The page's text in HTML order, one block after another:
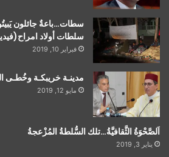
سطات…باعةٌ جائلون
سلطات أولاد
فبراير 10, 2019
مدينـة خريبكـة وخُطـى
مايو 12, 2019
اَلصَّحْوَةُ الثَّقافيَّةُ…تلك السُّلطةُ المُزْعجةُ
يناير 3, 2019